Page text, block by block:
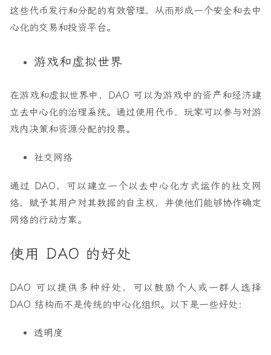
这些代币发行和分配的有效管理，从而形成一个安全和去中
心化的交易和投资平台。
游戏和虚拟世界
在游戏和虚拟世界中，DAO 可以为游戏中的资产和经济建
立去中心化的治理系统。通过使用代币，玩家可以参与对游
戏内决策和资源分配的投票。
社交网络
通过 DAO，可以建立一个以去中心化方式运作的社交网
络，赋予其用户对其数据的自主权，并使他们能够协作确定
网络的行动方案。
使用 DAO 的好处
DAO 可以提供多种好处，可以鼓励个人或一群人选择
DAO 结构而不是传统的中心化组织。以下是一些好处：
透明度